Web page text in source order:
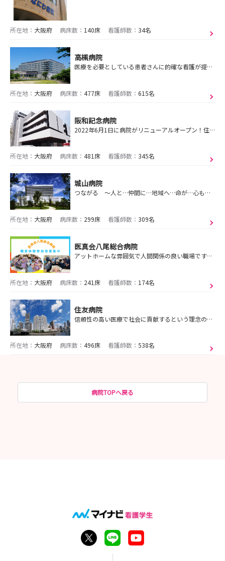
所在地： 大阪府 病床数： 140床 看護師数： 34名
高槻病院
医療を必要としている患者さんに的確な看護が提供できる力が身につく仕事環境！「ワークライフバランス」を重視した”働く自分・生活を楽しむ自分づくり”を大切にします
所在地： 大阪府 病床数： 477床 看護師数： 615名
阪和記念病院
2022年6月1日に病院がリニューアルオープン！住吉区にある急性疾患から回復期、慢性期を包括するケアミックス型病院
所在地： 大阪府 病床数： 481床 看護師数： 345名
城山病院
つながる ～人と…仲間に…地域へ…命が…心も…～
所在地： 大阪府 病床数： 299床 看護師数： 309名
医真会八尾総合病院
アットホームな雰囲気で人間関係の良い職場です。病院見学からどうぞお越しください★
所在地： 大阪府 病床数： 241床 看護師数： 174名
住友病院
信頼性の高い医療で社会に貢献するという理念のもと、ホスピタリティを重視した温かい心で看護を実践しています。
所在地： 大阪府 病床数： 496床 看護師数： 538名
病院TOPへ戻る